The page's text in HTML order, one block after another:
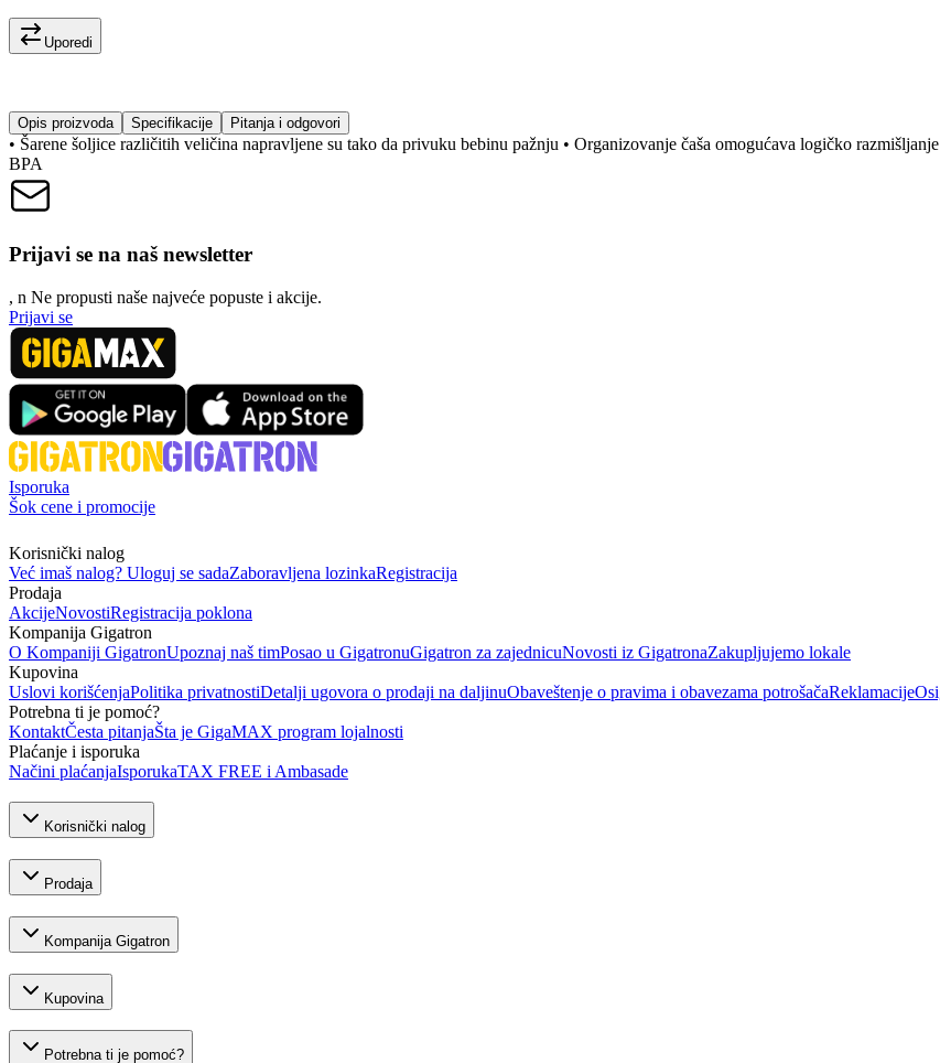
Uporedi
Opis proizvoda Specifikacije Pitanja i odgovori
• Šarene šoljice različitih veličina napravljene su tako da privuku bebinu pažnju • Organizovanje čaša omogućava logičko
BPA
Prijavi se na naš newsletter
, n Ne propusti naše najveće popuste i akcije.
Prijavi se
Isporuka
Šok cene i promocije
Korisnički nalog
Već imaš nalog? Uloguj se sadaZaboravljena lozinkaRegistracija
Prodaja
AkcijeNovostiRegistracija poklona
Kompanija Gigatron
O Kompaniji GigatronUpoznaj naš timPosao u GigatronuGigatron za zajednicuNovosti iz GigatronaZakupljujemo lokale
Kupovina
Uslovi korišćenjaPolitika privatnostiDetalji ugovora o prodaji na daljinuObaveštenje o pravima i obavezama potrošačaReklamacije
Potrebna ti je pomoć?
KontaktČesta pitanjaŠta je GigaMAX program lojalnosti
Plaćanje i isporuka
Načini plaćanjaIsporukaTAX FREE i Ambasade
Korisnički nalog
Prodaja
Kompanija Gigatron
Kupovina
Potrebna ti je pomoć?